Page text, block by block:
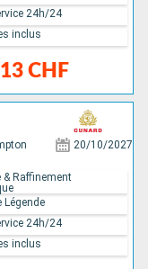
CHF
24h/24
inclus
20/10/2027
& Raffinement
Légende
24h/24
inclus